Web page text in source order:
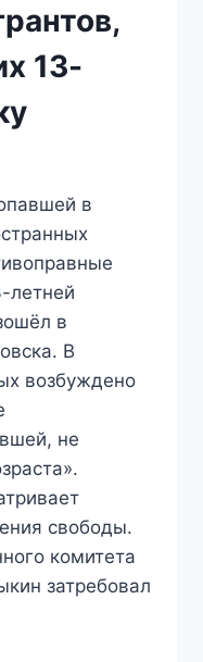
13-
в
летней
в
В
возбуждено
не
свободы.
комитета
затребовал